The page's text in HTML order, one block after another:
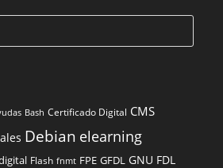
Bash Certificado Digital CMS
Debian elearning
Flash fnmt FPE GFDL GNU FDL